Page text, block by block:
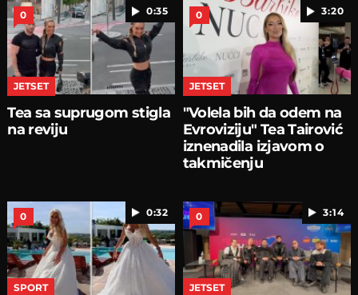
0:35
0
JETSET
Tea sa suprugom stigla
na reviju
3:20
0
JETSET
"Volela bih da odem na
Evroviziju" Tea Tairović
iznenadila izjavom o
takmičenju
0:32
0
SPORT
3:14
0
JETSET